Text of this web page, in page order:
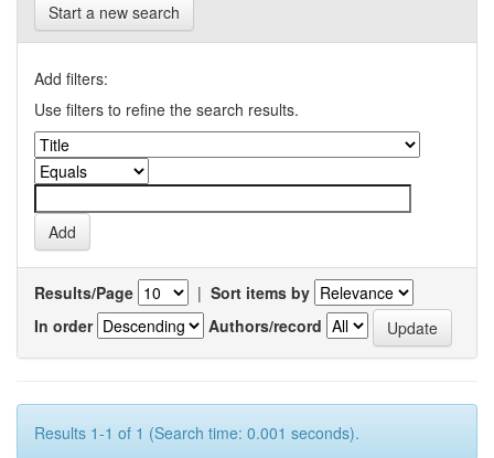
Start a new search
Add filters:
Use filters to refine the search results.
Results/Page | Sort items by
In order
Authors/record
Results 1-1 of 1 (Search time: 0.001 seconds).